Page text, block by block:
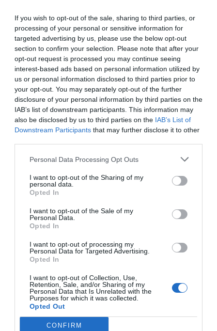
If you wish to opt-out of the sale, sharing to third parties, or
processing of your personal or sensitive information for
targeted advertising by us, please use the below opt-out
section to confirm your selection. Please note that after your
opt-out request is processed you may continue seeing
interest-based ads based on personal information utilized by
us or personal information disclosed to third parties prior to
your opt-out. You may separately opt-out of the further
disclosure of your personal information by third parties on the
IAB’s list of downstream participants. This information may
also be disclosed by us to third parties on the IAB’s List of
Downstream Participants that may further disclose it to other
Personal Data Processing Opt Outs
I want to opt-out of the Sharing of my
personal data.
Opted In
I want to opt-out of the Sale of my
Personal Data.
Opted In
I want to opt-out of processing my
Personal Data for Targeted Advertising.
Opted In
I want to opt-out of Collection, Use,
Retention, Sale, and/or Sharing of my
Personal Data that Is Unrelated with the
Purposes for which it was collected.
Opted Out
CONFIRM
Índex2P
Compartir
Imprimir
Publicidad
2Playbook Club